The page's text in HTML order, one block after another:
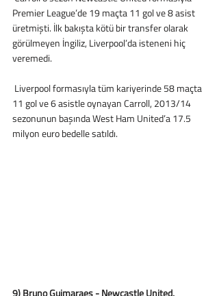
Premier League’de 19 maçta 11 gol ve 8 asist
üretmişti. İlk bakışta kötü bir transfer olarak
görülmeyen İngiliz, Liverpool’da isteneni hiç
veremedi.
11 gol ve 6 asistle oynayan Carroll, 2013/14
sezonunun başında West Ham United’a 17.5
milyon euro bedelle satıldı.
9) Bruno Guimaraes - Newcastle United,